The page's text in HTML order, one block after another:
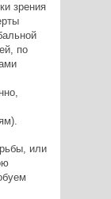
зрения
по
или